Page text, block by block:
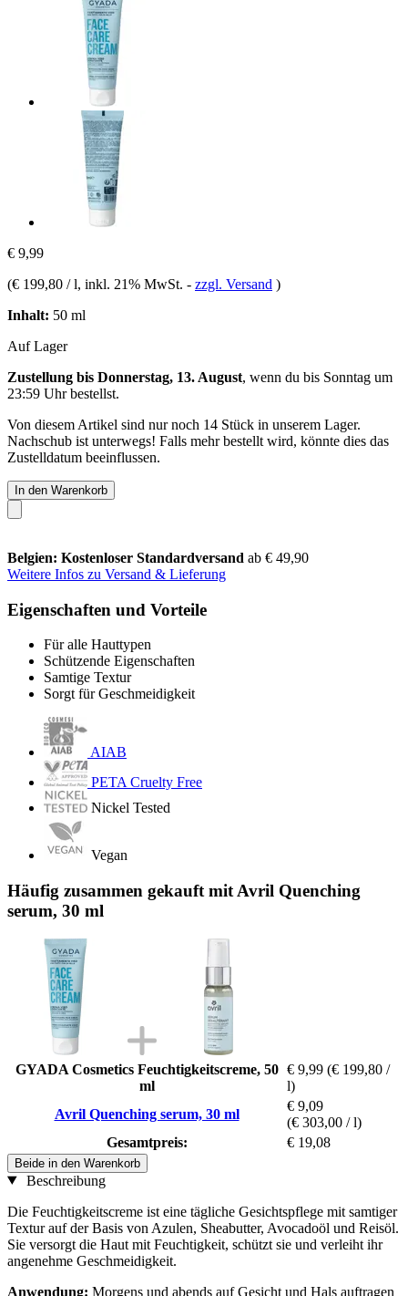
€ 9,99
(€ 199,80 / l, inkl. 21% MwSt. - zzgl. Versand )
Inhalt: 50 ml
Auf Lager
Zustellung bis Donnerstag, 13. August, wenn du bis Sonntag um
23:59 Uhrbestellst.
Von diesem Artikel sind nur noch 14 Stück in unserem Lager.
Nachschub ist unterwegs! Falls mehr bestellt wird, könnte dies das
Zustelldatum beeinflussen.
In den Warenkorb
Belgien: Kostenloser Standardversand ab € 49,90
Weitere Infos zu Versand & Lieferung
Eigenschaften und Vorteile
Für alle Hauttypen
Schützende Eigenschaften
Samtige Textur
Sorgt für Geschmeidigkeit
AIAB
PETA Cruelty Free
Nickel Tested
Vegan
Häufig zusammen gekauft mit Avril Quenching
serum, 30 ml
GYADA Cosmetics Feuchtigkeitscreme, 50
ml
€ 9,99 (€ 199,80 /
l)
Avril Quenching serum, 30 ml
€ 9,09
(€ 303,00 / l)
Gesamtpreis:
€ 19,08
Beide in den Warenkorb
Beschreibung
Die Feuchtigkeitscreme ist eine tägliche Gesichtspflege mit samtiger
Textur auf der Basis von Azulen, Sheabutter, Avocadoöl und Reisöl.
Sie versorgt die Haut mit Feuchtigkeit, schützt sie und verleiht ihr
angenehme Geschmeidigkeit.
Anwendung: Morgens und abends auf Gesicht und Hals auftragen